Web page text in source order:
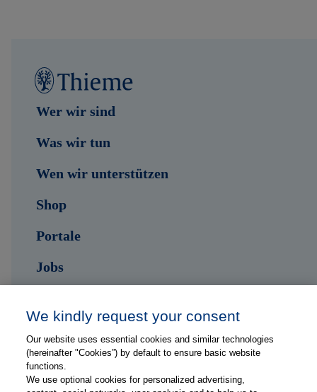
Wer wir sind
Was wir tun
Wen wir unterstützen
Shop
Portale
Jobs
Folge uns auf ...
We kindly request your consent
Our website uses essential cookies and similar technologies
(hereinafter "Cookies”) by default to ensure basic website
functions.
We use optional cookies for personalized advertising,